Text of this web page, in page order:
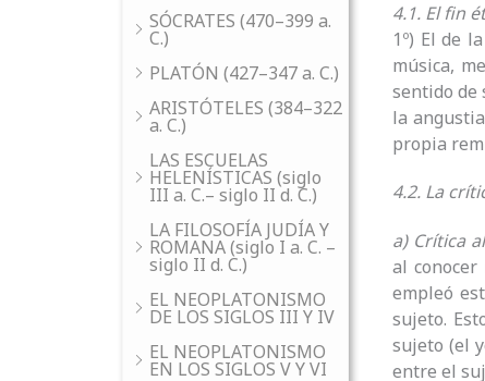
SÓCRATES (470–399 a.
C.)
PLATÓN (427–347 a. C.)
ARISTÓTELES (384–322
a. C.)
LAS ESCUELAS
HELENÍSTICAS (siglo
III a. C.– siglo II d. C.)
LA FILOSOFÍA JUDÍA Y
ROMANA (siglo I a. C. –
siglo II d. C.)
EL NEOPLATONISMO
DE LOS SIGLOS III Y IV
EL NEOPLATONISMO
EN LOS SIGLOS V Y VI
4.1. El fin
1º) El de
música,
sentido de
la
propia
4.2. La
a) Crítica
al conocer
empleó
sujeto.
sujeto (el
entre el